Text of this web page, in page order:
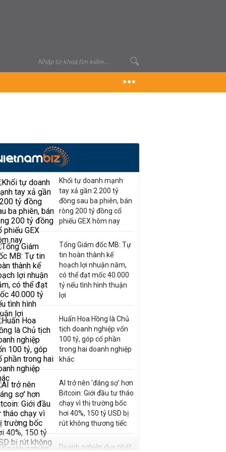
Khối tự doanh mạnh
tay xả gần 2.200 tỷ
đồng sau ba phiên, bán
ròng 200 tỷ đồng cổ
phiếu GEX hôm nay
Tổng Giám đốc MB: Tự
tin hoàn thành kế
hoạch lợi nhuận năm,
có thể đạt mốc 40.000
tỷ nếu tình hình thuận
lợi
Huấn Hoa Hồng là Chủ
tịch doanh nghiệp vốn
100 tỷ, góp cổ phần
trong hai doanh nghiệp
khác
AI trở nên 'đáng sợ' hơn
Bitcoin: Giới đầu tư tháo
chạy vì thị trường bốc
hơi 40%, 150 tỷ USD bị
rút không thương tiếc
Doanh nghiệp duy nhất